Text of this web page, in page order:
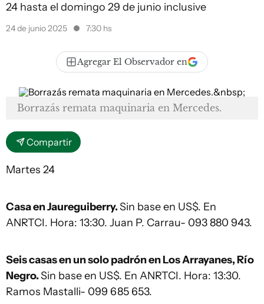
24 hasta el domingo 29 de junio inclusive
24 de junio 2025 7:30 hs
Agregar El Observador en
Borrazás remata maquinaria en Mercedes.
Compartir
Martes 24
Casa en Jaureguiberry.Sin base en US$. En
ANRTCI. Hora: 13:30. Juan P. Carrau- 093 880 943.
Seis casas en un solo padrón en Los Arrayanes, Río
Negro.Sin base en US$. En ANRTCI. Hora: 13:30.
Ramos Mastalli- 099 685 653.